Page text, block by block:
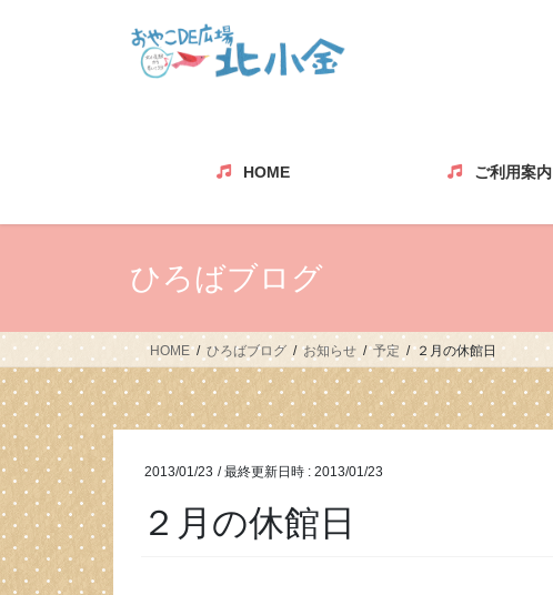
ッ
移
HOME ご利用案内
ひろばブログ
HOME ひろばブログ お知らせ 予定 ２月の休館日
2013/01/23 / 最終更新日時 : 2013/01/23
２月の休館日